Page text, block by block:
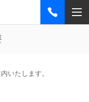
いたします。